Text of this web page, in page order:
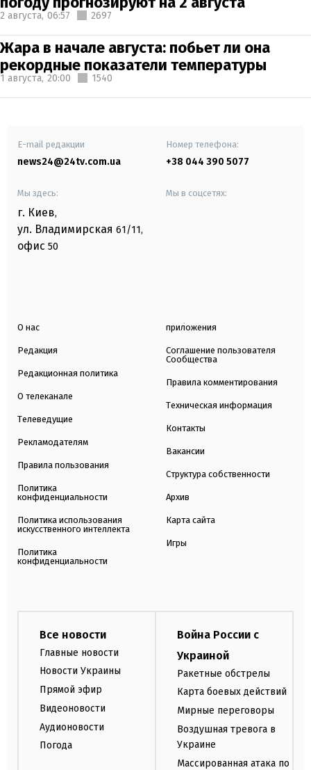
2 августа, 06:57 2697
Жара в начале августа: побьет ли она
рекордные показатели температуры
1 августа, 20:00 1540
E-mail редакции
news24@24tv.com.ua
Номер телефона:
+38 044 390 5077
Мы здесь:
г. Киев,
ул. Владимирская 61/11,
офис 50
Мы в соцсетях:
О нас
Редакция
Редакционная политика
О телеканале
Телеведущие
Рекламодателям
Правила пользования
Политика
конфиденциальности
Политика использования
искусственного интеллекта
Политика
конфиденциальности
приложения
Соглашение пользователя
Сообщества
Правила комментирования
Техническая информация
Контакты
Вакансии
Структура собственности
Архив
Карта сайта
Игры
Все новости
Главные новости
Новости Украины
Прямой эфир
Видеоновости
Аудионовости
Погода
Война России с
Украиной
Ракетные обстрелы
Карта боевых действий
Мирные переговоры
Воздушная тревога в
Украине
Массированная атака по